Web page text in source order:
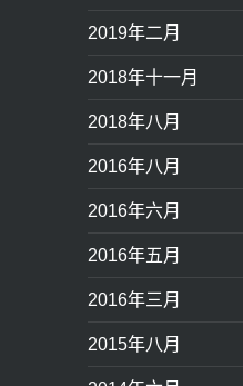
2019年二月
2018年十一月
2018年八月
2016年八月
2016年六月
2016年五月
2016年三月
2015年八月